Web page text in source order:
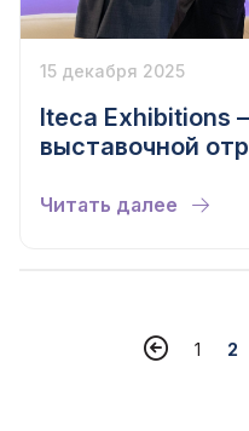
15 декабря 2025
Iteca Exhibitions
выставочной
Читать далее
1 2